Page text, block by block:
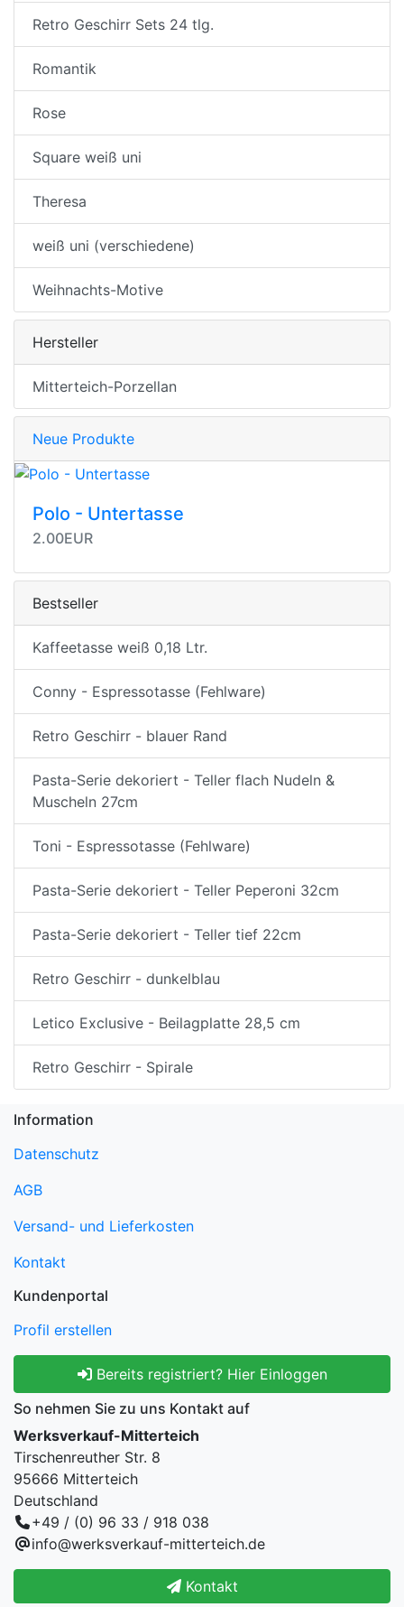
Retro Geschirr Sets 24 tlg.
Romantik
Rose
Square weiß uni
Theresa
weiß uni (verschiedene)
Weihnachts-Motive
Hersteller
Mitterteich-Porzellan
Neue Produkte
Polo - Untertasse
2.00EUR
Bestseller
Kaffeetasse weiß 0,18 Ltr.
Conny - Espressotasse (Fehlware)
Retro Geschirr - blauer Rand
Pasta-Serie dekoriert - Teller flach Nudeln &
Muscheln 27cm
Toni - Espressotasse (Fehlware)
Pasta-Serie dekoriert - Teller Peperoni 32cm
Pasta-Serie dekoriert - Teller tief 22cm
Retro Geschirr - dunkelblau
Letico Exclusive - Beilagplatte 28,5 cm
Retro Geschirr - Spirale
Information
Datenschutz
AGB
Versand- und Lieferkosten
Kontakt
Kundenportal
Profil erstellen
Bereits registriert? Hier Einloggen
So nehmen Sie zu uns Kontakt auf
Werksverkauf-Mitterteich
Tirschenreuther Str. 8
95666 Mitterteich
Deutschland
+49 / (0) 96 33 / 918 038
info@werksverkauf-mitterteich.de
Kontakt